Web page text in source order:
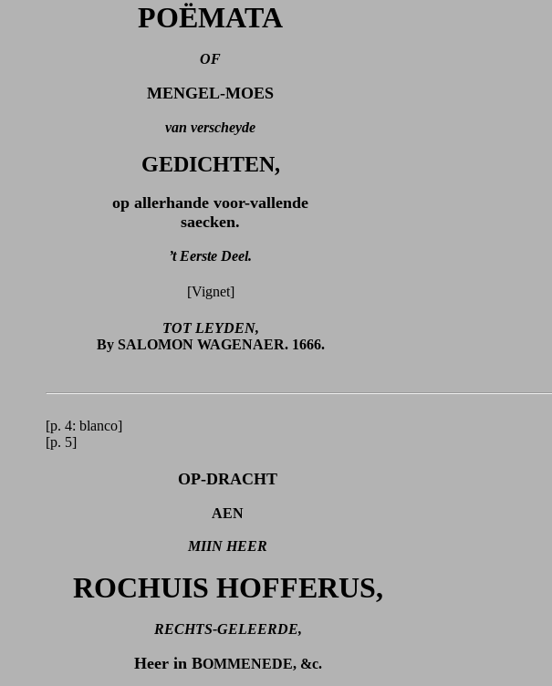
POËMATA
OF
MENGEL-MOES
van verscheyde
GEDICHTEN,
op allerhande voor-vallende
saecken.
’t Eerste Deel.
[Vignet]
TOT LEYDEN,
By SALOMON WAGENAER. 1666.
[p. 4: blanco]
[p. 5]
OP-DRACHT
AEN
MIIN HEER
ROCHUIS HOFFERUS,
RECHTS-GELEERDE,
Heer in BOMMENEDE, &c.